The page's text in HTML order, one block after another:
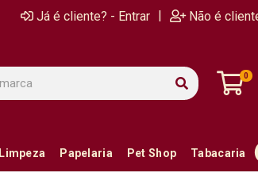
Já é cliente? - Entrar | Não é
0
Limpeza Papelaria Pet Shop Tabacaria